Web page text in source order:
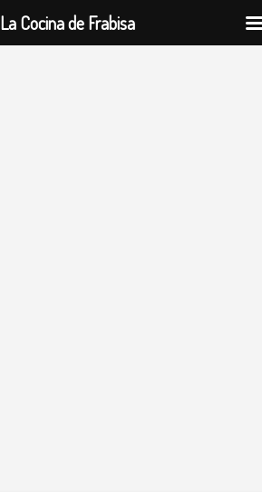
La Cocina de Frabisa